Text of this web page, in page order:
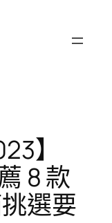
】
8 款
選要